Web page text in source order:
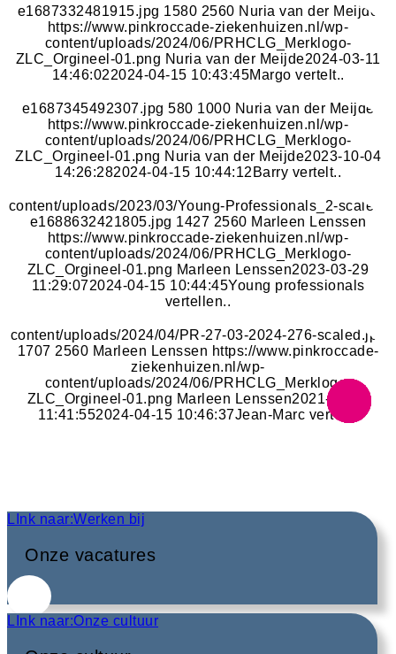
e1687332481915.jpg 1580 2560 Nuria van der Meijde
https://www.pinkroccade-ziekenhuizen.nl/wp-
content/uploads/2024/06/PRHCLG_Merklogo-
ZLC_Orgineel-01.png Nuria van der Meijde2024-03-11
14:46:022024-04-15 10:43:45Margo vertelt..
Barry vertelt..
https://www.pinkroccade-ziekenhuizen.nl/wp-
e1687345492307.jpg 580 1000 Nuria van der Meijde
https://www.pinkroccade-ziekenhuizen.nl/wp-
content/uploads/2024/06/PRHCLG_Merklogo-
ZLC_Orgineel-01.png Nuria van der Meijde2023-10-04
14:26:282024-04-15 10:44:12 Barry vertelt..
Young professionals vertellen..
..Over Het Traineeship
content/uploads/2023/03/Young-Professionals_2-scaled-
e1688632421805.jpg 1427 2560 Marleen Lenssen
https://www.pinkroccade-ziekenhuizen.nl/wp-
content/uploads/2024/06/PRHCLG_Merklogo-
ZLC_Orgineel-01.png Marleen Lenssen2023-03-29
11:29:072024-04-15 10:44:45Young professionals
vertellen..
Jean-Marc vertelt..
..Verschillende Opdrachtgevers
content/uploads/2024/04/PR-27-03-2024-276-scaled.jpg
1707 2560 Marleen Lenssen https://www.pinkroccade-
ziekenhuizen.nl/wp-
content/uploads/2024/06/PRHCLG_Merklogo-
ZLC_Orgineel-01.png Marleen Lenssen2021-02-16
11:41:552024-04-15 10:46:37Jean-Marc vertelt..
LInk naar:Werken bij
Onze vacatures
LInk naar:Onze cultuur